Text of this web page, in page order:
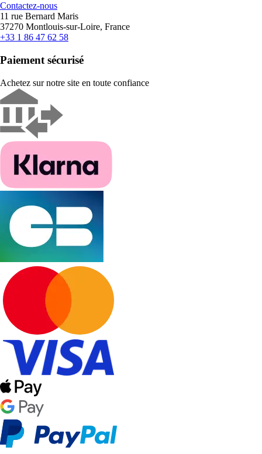
Contactez-nous
11 rue Bernard Maris
37270 Montlouis-sur-Loire, France
+33 1 86 47 62 58
Paiement sécurisé
Achetez sur notre site en toute confiance